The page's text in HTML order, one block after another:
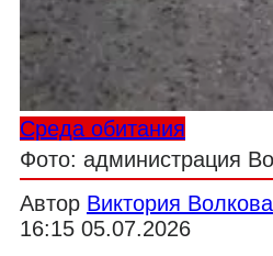
Среда обитания
Фото: администрация
Автор Виктория Волкова
16:15 05.07.2026